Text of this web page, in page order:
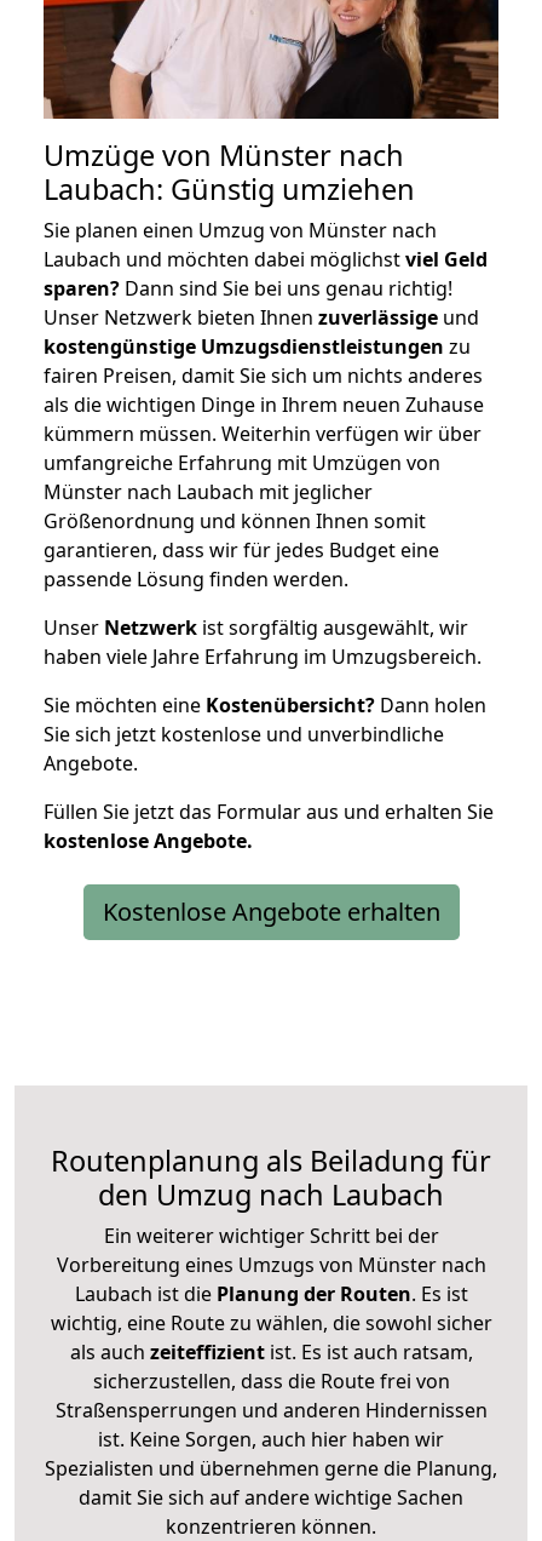
Umzüge von Münster nach
Laubach: Günstig umziehen
Sie planen einen Umzug von Münster nach
Laubach und möchten dabei möglichstviel Geld
sparen? Dann sind Sie bei uns genau richtig!
Unser Netzwerk bieten Ihnen zuverlässige und
kostengünstige Umzugsdienstleistungen zu
fairen Preisen, damit Sie sich um nichts anderes
als die wichtigen Dinge in Ihrem neuen Zuhause
kümmern müssen. Weiterhin verfügen wir über
umfangreiche Erfahrung mit Umzügen von
Münster nach Laubach mit jeglicher
Größenordnung und können Ihnen somit
garantieren, dass wir für jedes Budget eine
passende Lösung finden werden.
Unser Netzwerk ist sorgfältig ausgewählt, wir
haben viele Jahre Erfahrung im Umzugsbereich.
Sie möchten eine Kostenübersicht? Dann holen
Sie sich jetzt kostenlose und unverbindliche
Angebote.
Füllen Sie jetzt das Formular aus und erhalten Sie
kostenloseAngebote.
Kostenlose Angebote erhalten
Routenplanung als Beiladung für
den Umzug nach Laubach
Ein weiterer wichtiger Schritt bei der
Vorbereitung eines Umzugs von Münster nach
Laubach ist diePlanung der Routen. Es ist
wichtig, eine Route zu wählen, die sowohl sicher
als auch zeiteffizientist. Es ist auch ratsam,
sicherzustellen, dass die Route frei von
Straßensperrungen und anderen Hindernissen
ist. Keine Sorgen, auch hier haben wir
Spezialisten und übernehmen gerne die Planung,
damit Sie sich auf andere wichtige Sachen
konzentrieren können.